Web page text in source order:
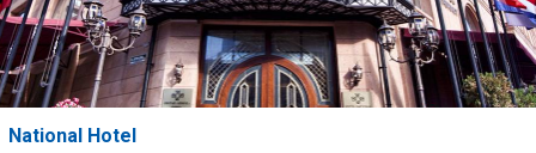
National Hotel